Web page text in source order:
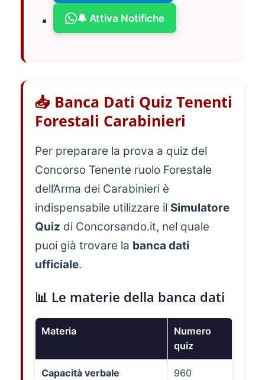
🔔 Attiva Notifiche
📥 Banca Dati Quiz Tenenti
Forestali Carabinieri
Per preparare la prova a quiz del
Concorso Tenente ruolo Forestale
dell’Arma dei Carabinieri è
indispensabile utilizzare il Simulatore
Quiz di Concorsando.it, nel quale
puoi già trovare la banca dati
ufficiale.
📊 Le materie della banca dati
Materia
Numero
quiz
Capacità verbale 960